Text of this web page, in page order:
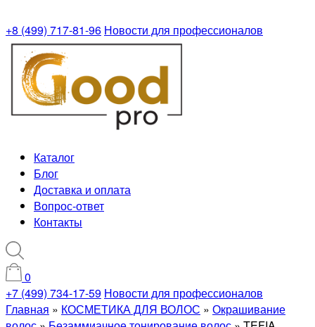
+8 (499) 717-81-96 Новости для профессионалов
Каталог
Блог
Доставка и оплата
Вопрос-ответ
Контакты
0
+7 (499) 734-17-59 Новости для профессионалов
Главная » КОСМЕТИКА ДЛЯ ВОЛОС » Окрашивание